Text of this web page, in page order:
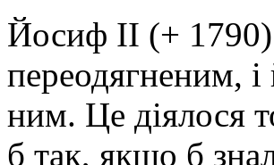
Йосиф II (+ 1790)
переодягненим,
ним. Це діялося
б так, якщо б